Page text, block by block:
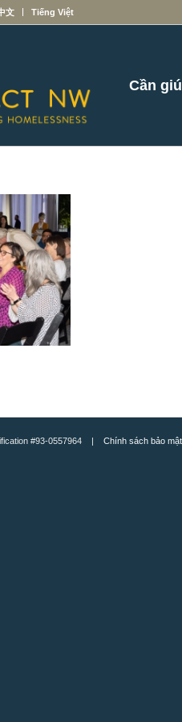
文 Tiếng Việt
Cần
#93-0557964 |Chính sách bảo mật